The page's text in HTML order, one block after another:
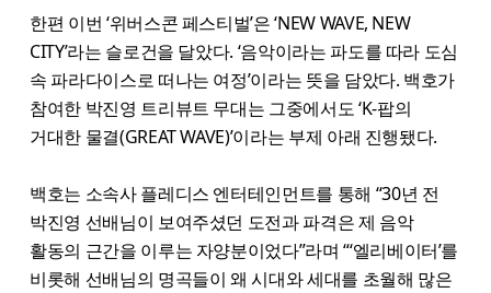
한편 이번 ‘위버스콘 페스티벌’은 ‘NEW WAVE, NEW
CITY’라는 슬로건을 달았다. ‘음악이라는 파도를 따라 도심
속 파라다이스로 떠나는 여정’이라는 뜻을 담았다. 백호가
참여한 박진영 트리뷰트 무대는 그중에서도 ‘K-팝의
거대한 물결(GREAT WAVE)’이라는 부제 아래 진행됐다.
백호는 소속사 플레디스 엔터테인먼트를 통해 “30년 전
박진영 선배님이 보여주셨던 도전과 파격은 제 음악
활동의 근간을 이루는 자양분이었다”라며 “‘엘리베이터’를
비롯해 선배님의 명곡들이 왜 시대와 세대를 초월해 많은